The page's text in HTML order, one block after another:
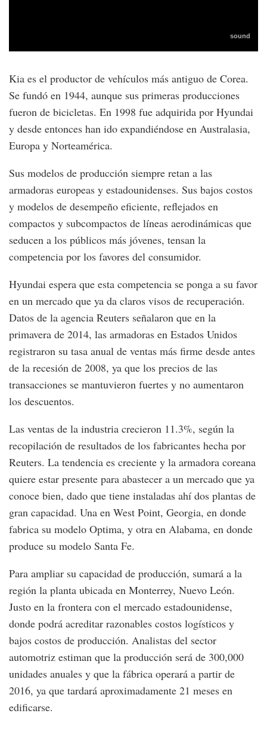
Kia es el productor de vehículos más antiguo de Corea.
Se fundó en 1944, aunque sus primeras producciones
fueron de bicicletas. En 1998 fue adquirida por Hyundai
y desde entonces han ido expandiéndose en Australasia,
Europa y Norteamérica.
Sus modelos de producción siempre retan a las
armadoras europeas y estadounidenses. Sus bajos costos
y modelos de desempeño eficiente, reflejados en
compactos y subcompactos de líneas aerodinámicas que
seducen a los públicos más jóvenes, tensan la
competencia por los favores del consumidor.
Hyundai espera que esta competencia se ponga a su favor
en un mercado que ya da claros visos de recuperación.
Datos de la agencia Reuters señalaron que en la
primavera de 2014, las armadoras en Estados Unidos
registraron su tasa anual de ventas más firme desde antes
de la recesión de 2008, ya que los precios de las
transacciones se mantuvieron fuertes y no aumentaron
los descuentos.
Las ventas de la industria crecieron 11.3%, según la
recopilación de resultados de los fabricantes hecha por
Reuters. La tendencia es creciente y la armadora coreana
quiere estar presente para abastecer a un mercado que ya
conoce bien, dado que tiene instaladas ahí dos plantas de
gran capacidad. Una en West Point, Georgia, en donde
fabrica su modelo Optima, y otra en Alabama, en donde
produce su modelo Santa Fe.
Para ampliar su capacidad de producción, sumará a la
región la planta ubicada en Monterrey, Nuevo León.
Justo en la frontera con el mercado estadounidense,
donde podrá acreditar razonables costos logísticos y
bajos costos de producción. Analistas del sector
automotriz estiman que la producción será de 300,000
unidades anuales y que la fábrica operará a partir de
2016, ya que tardará aproximadamente 21 meses en
edificarse.